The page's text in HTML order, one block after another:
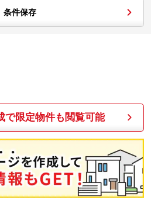
条件保存
で限定物件も閲覧可能